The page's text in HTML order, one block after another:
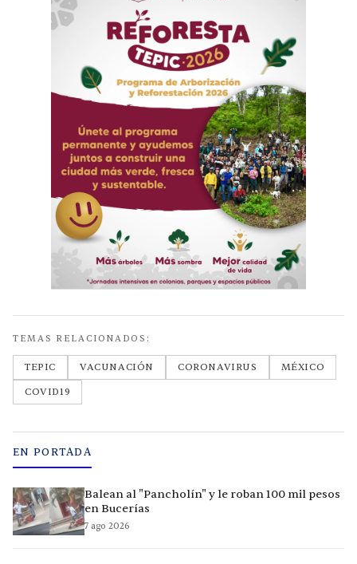
TEMAS RELACIONADOS:
TEPIC VACUNACIÓN CORONAVIRUS
MÉXICO
COVID19
EN PORTADA
Balean al "Pancholín" y le roban 100 mil pesos
en Bucerías
7 ago 2026